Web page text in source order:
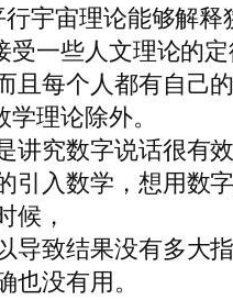
宇宙理论能够解
一些人文理论的定
每个人都有自己的
理论除外。
究数字说话很有效
入数学，想用数字
候，
致结果没有多大指
没有用。